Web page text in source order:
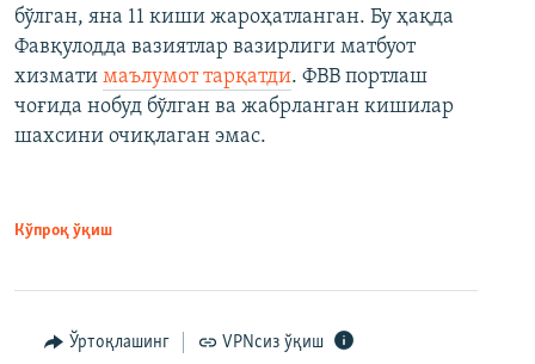
бўлган, яна 11 киши жароҳатланган. Бу ҳақда
Фавқулодда вазиятлар вазирлиги матбуот
хизмати маълумот тарқатди. ФВВ портлаш
чоғида нобуд бўлган ва жабрланган кишилар
шахсини очиқлаган эмас.
Кўпроқ ўқиш
Ўртоқлашинг VPNсиз ўқиш